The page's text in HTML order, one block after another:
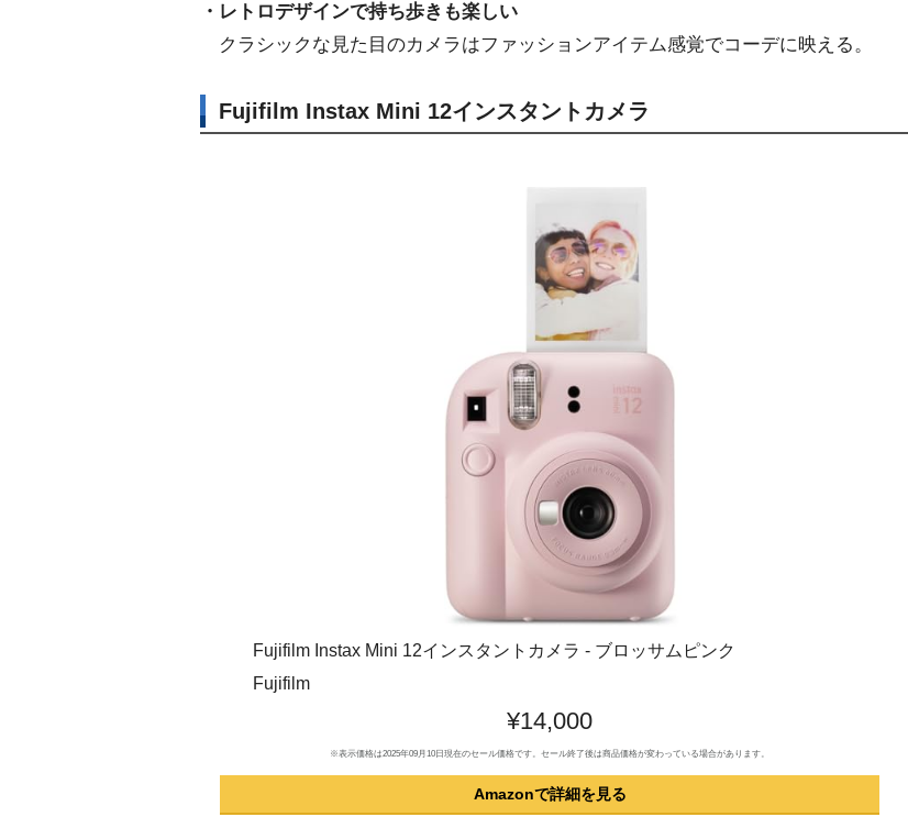
・レトロデザインで持ち歩きも楽しい
クラシックな見た目のカメラはファッションアイテム感覚でコーデに映える。
Fujifilm Instax Mini 12インスタントカメラ
Fujifilm Instax Mini 12インスタントカメラ - ブロッサムピンク
Fujifilm
¥14,000
※表示価格は2025年09月10日現在のセール価格です。セール終了後は商品価格が変わっている場合があります。
Amazonで詳細を見る